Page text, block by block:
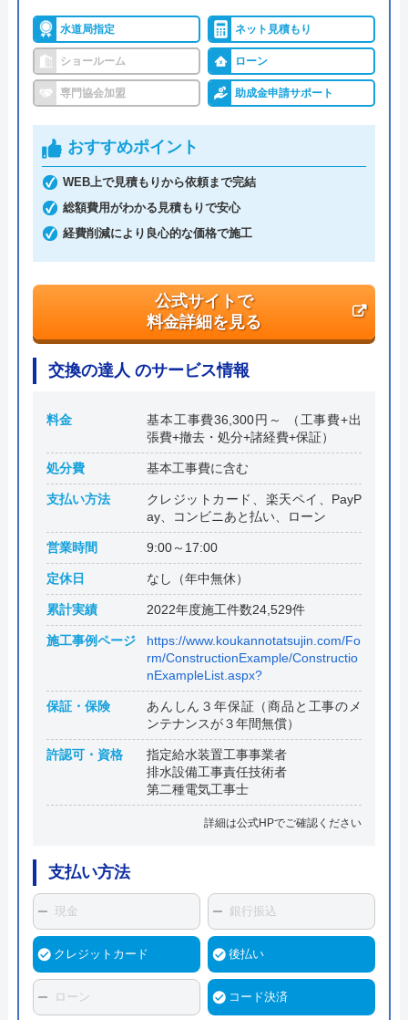
ライフアップサポート の基本情報
代表者 小島賢一
本社所在地
〒495-0011
水道局指定 ネット見積もり
ショールーム ローン
専門協会加盟 助成金申請サポート
おすすめポイント
WEB上で見積もりから依頼まで完結
総額費用がわかる見積もりで安心
経費削減により良心的な価格で施工
公式サイトで
料金詳細を見る
交換の達人 のサービス情報
料金
基本工事費36,300円～ （工事費+出
張費+撤去・処分+諸経費+保証）
処分費 基本工事費に含む
支払い方法
クレジットカード、楽天ペイ、PayP
ay、コンビニあと払い、ローン
営業時間 9:00～17:00
定休日 なし（年中無休）
累計実績 2022年度施工件数24,529件
施工事例ページ
https://www.koukannotatsujin.com/Fo
rm/ConstructionExample/Constructio
nExampleList.aspx?
保証・保険
あんしん３年保証（商品と工事のメ
ンテナンスが３年間無償）
許認可・資格
指定給水装置工事事業者
排水設備工事責任技術者
第二種電気工事士
詳細は公式HPでご確認ください
支払い方法
現金 銀行振込
クレジットカード 後払い
ローン コード決済